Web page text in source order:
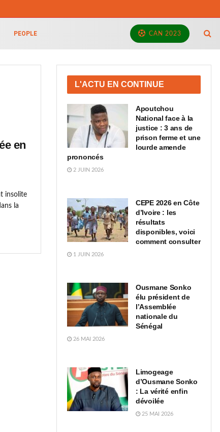
PEOPLE CAN 2023
en
insolite
la
L'ACTU EN CONTINUE
Apoutchou
National face à la
justice : 3 ans de
prison ferme et une
lourde amende
prononcés
2 JUIN 2026
CEPE 2026 en Côte
d’Ivoire : les
résultats
disponibles, voici
comment consulter
1 JUIN 2026
Ousmane Sonko
élu président de
l’Assemblée
nationale du
Sénégal
26 MAI 2026
Limogeage
d’Ousmane Sonko
: La vérité enfin
dévoilée
25 MAI 2026